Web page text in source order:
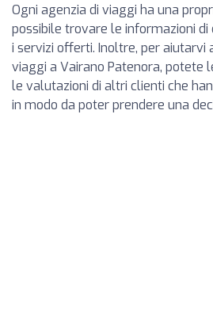
Ogni agenzia di viaggi ha una
possibile trovare le informazioni di
i servizi offerti. Inoltre, per aiutarvi
viaggi a Vairano Patenora, potete
le valutazioni di altri clienti che
in modo da poter prendere una